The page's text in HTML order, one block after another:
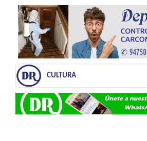
CULTURA